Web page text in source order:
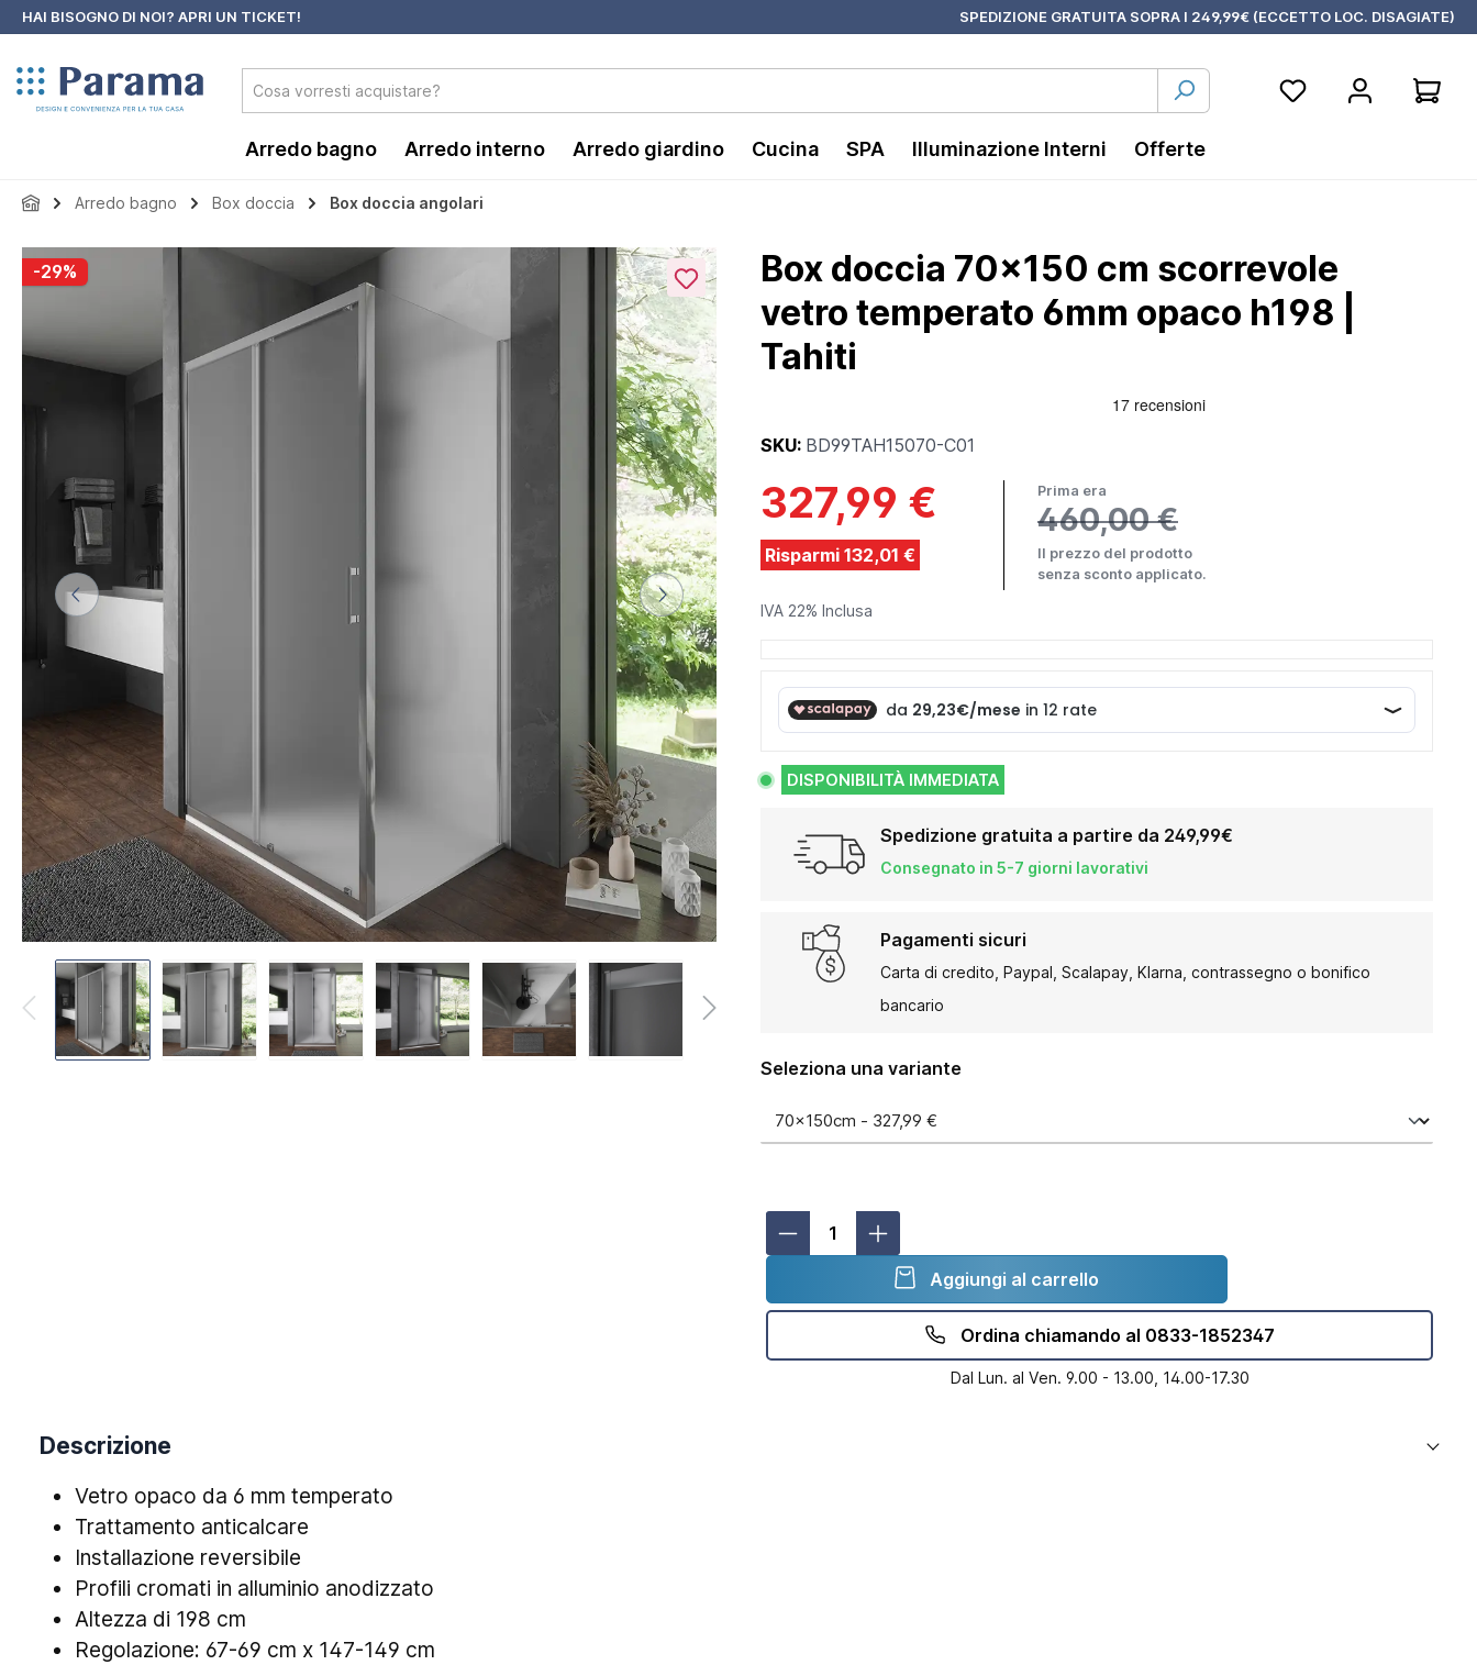
Passa alla navigazione principale
HAI BISOGNO DI NOI? APRI UN TICKET! SPEDIZIONE GRATUITA SOPRA I 249,99€ (ECCETTO LOC. DISAGIATE)
Arredo bagno Arredo interno Arredo giardino Cucina SPA Illuminazione Interni Offerte
Arredo bagno Box doccia Box doccia angolari
Salta la galleria di immagini
-29%
Box doccia 70x150 cm scorrevole
vetro temperato 6mm opaco h198 |
Tahiti
SKU: BD99TAH15070-C01
327,99 €
Risparmi 132,01 €
Prima era
460,00 €
Il prezzo del prodotto
senza sconto applicato.
IVA 22% Inclusa
DISPONIBILITÀ IMMEDIATA
Spedizione gratuita a partire da 249,99€
Consegnato in 5-7 giorni lavorativi
Pagamenti sicuri
Carta di credito, Paypal, Scalapay, Klarna, contrassegno o bonifico
bancario
Seleziona una variante
Aggiungi al carrello
Ordina chiamando al 0833-1852347
Dal Lun. al Ven. 9.00 - 13.00, 14.00-17.30
Descrizione
Vetro opaco da 6 mm temperato
Trattamento anticalcare
Installazione reversibile
Profili cromati in alluminio anodizzato
Altezza di 198 cm
Regolazione: 67-69 cm x 147-149 cm